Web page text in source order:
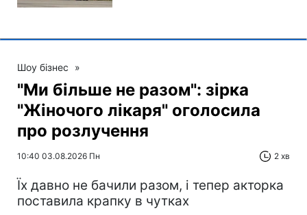
Шоу бізнес »
"Ми більше не разом": зірка
"Жіночого лікаря" оголосила
про розлучення
10:40 03.08.2026 Пн 2 хв
Їх давно не бачили разом, і тепер акторка
поставила крапку в чутках